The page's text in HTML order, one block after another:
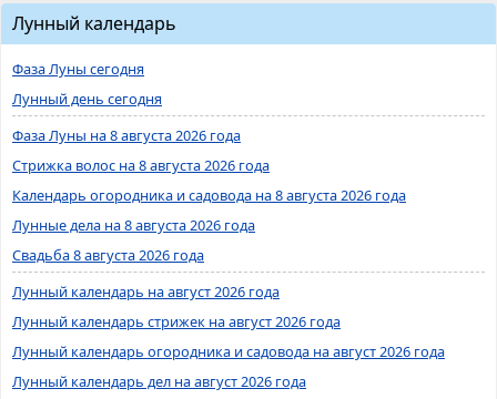
Лунный календарь
Фаза Луны сегодня
Лунный день сегодня
Фаза Луны на 8 августа 2026 года
Стрижка волос на 8 августа 2026 года
Календарь огородника и садовода на 8 августа 2026 года
Лунные дела на 8 августа 2026 года
Свадьба 8 августа 2026 года
Лунный календарь на август 2026 года
Лунный календарь стрижек на август 2026 года
Лунный календарь огородника и садовода на август 2026 года
Лунный календарь дел на август 2026 года